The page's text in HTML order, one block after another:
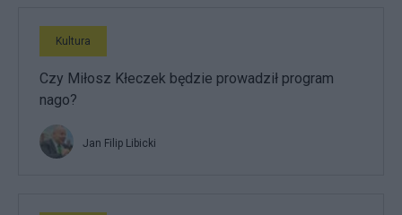
Kultura
Czy Miłosz Kłeczek będzie prowadził program
nago?
Jan Filip Libicki